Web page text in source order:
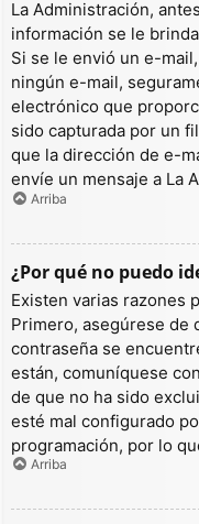
La Administración,
información se le
Si se le envió un e-
ningún e-mail,
electrónico que
sido capturada por un
que la dirección de e-
envíe un mensaje a La
Arriba
¿Por qué no puedo
Existen varias razones
Primero, asegúrese de
contraseña se
están, comuníquese
de que no ha sido
esté mal configurado
programación, por lo
Arriba